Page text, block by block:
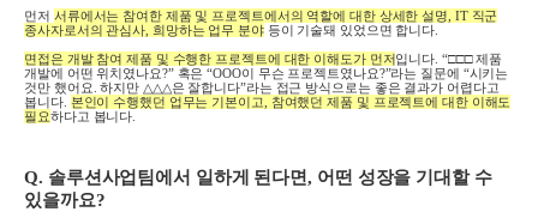
먼저 서류에서는 참여한 제품 및 프로젝트에서의 역할에 대한 상세한 설명 , IT 직군
종사자로서의 관심사 희망하는 업무 분야등이 기술돼 있었으면 합니다
면접은 개발 참여 제품 및 수행한 프로젝트에 대한 이해도가 먼저입니다 . “□□□제품
개발에 어떤 위치였나요?” 혹은“OOO이 무슨 프로젝트였나요?”라는 질문에 “시키는
것만 했어요 .하지만 △△△은 잘합니다”라는 접근 방식으로는 좋은 결과가 어렵다고
봅니다. 본인이 수행했던 업무는 기본이고
참여했던 제품 및 프로젝트에 대한 이해도
필요하다고 봅니다
Q. 솔루션사업팀에서 일하게 된다면, 어떤 성장을 기대할 수
있을까요?